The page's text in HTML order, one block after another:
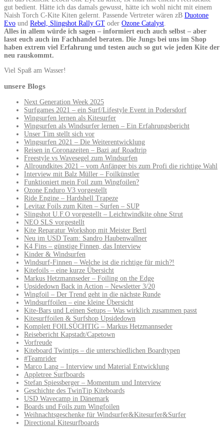
gut bedient. Hätte ich das damals gewusst, hätte ich wohl nicht mit einem
Naish Torch C-Kite Kiten gelernt. Passende Vertreter wären zB Duotone
Evo und Rebel, Slingshot Rally GT oder Ozone Catalyst
Alles in allem würde ich sagen – informiert euch auch selbst – aber
lasst euch auch im Fachhandel beraten. Die Jungs bei uns im Shop
haben extrem viel Erfahrung und testen auch so gut wie jeden Kite der
neu rauskommt.
Viel Spaß am Wasser!
unsere Blogs
Next Generation Week 2025
Surfgames 2021 – ein Surf/Lifestyle Event in Podersdorf
Wingsurfen lernen als Kitesurfer
Wingsurfen als Windsurfer lernen – Ein Erfahrungsbericht
Unser Tim stellt sich vor
Wingsurfen 2021 – Die Weiterentwicklung
Reisen in Coronazeiten – Bazi auf Roadtrip
Freestyle vs Wavesegel zum Windsurfen
Allroundkites 2021 – vom Anfänger bis zum Profi die richtige Wahl
Interview mit Balz Müller – Foilkünstler
Funktioniert mein Foil zum Wingfoilen?
Ozone Enduro V3 vorgestellt
Ride Engine – Hardshell Trapeze
Levitaz Foils zum Kiten – Surfen – SUP
Slingshot U.F.O vorgestellt – Leichtwindkite ohne Strut
NEO SLS vorgestellt
Kite Reparatur Workshop mit Meister Bertl
Neu im USD Team: Sandro Haubenwallner
K4 Fins – günstige Finnen, das Interview
Kinder & Windsurfen
Windsurf-Finnen – Welche ist die richtige für mich?!
Kitefoils – eine kurze Übersicht
Markus Hetzmannseder – Foiling on the Edge
Upsidedown Back in Action – Newsletter 3/20
Wingfoil – Der Trend geht in die nächste Runde
Windsurffoilen – eine kleine Übersicht
Kite-Bars und Leinen Setups – Was wirklich zusammen passt
Kitesurffoilen & Surfshop Upsidedown
Komplett FOILSÜCHTIG – Markus Hetzmannseder
Reisebericht Kapstadt/Capetown
Vorfreude
Kiteboard Twintips – die unterschiedlichen Boardtypen
#Teamrider
Marco Lang – Interview und Material Entwicklung
Appletree Surfboards
Stefan Spiessberger – Momentum und Interview
Geschichte des TwinTip Kiteboards
USD Wavecamp in Dänemark
Boards und Foils zum Wingfoilen
Weihnachtsgeschenke für Windsurfer&Kitesurfer&Surfer
Directional Kitesurfboards